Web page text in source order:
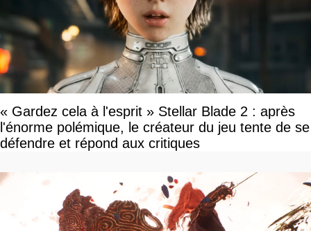
« Gardez cela à l'esprit » Stellar Blade 2 : après
l'énorme polémique, le créateur du jeu tente de se
défendre et répond aux critiques